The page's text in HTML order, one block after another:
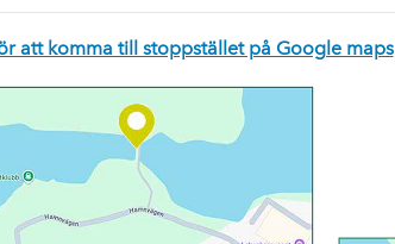
att komma till stoppstället på Google maps